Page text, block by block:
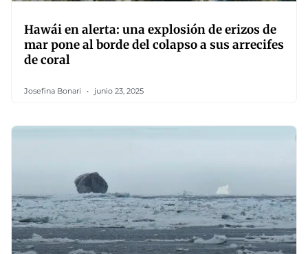
Hawái en alerta: una explosión de erizos de
mar pone al borde del colapso a sus arrecifes
de coral
Josefina Bonari junio 23, 2025